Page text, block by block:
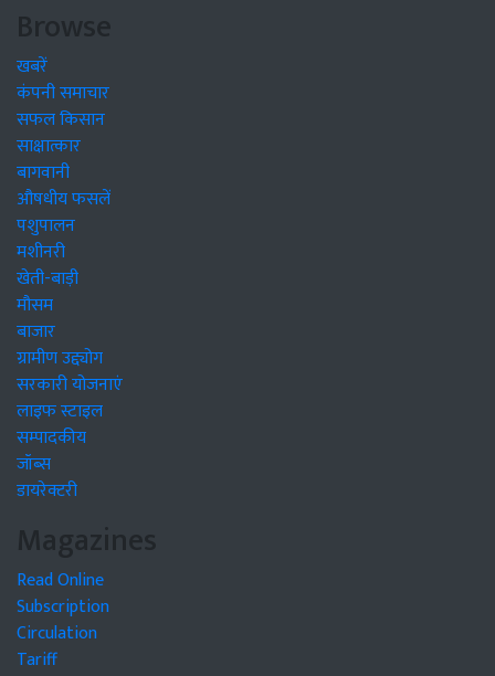
Browse
खबरें
कंपनी समाचार
सफल किसान
साक्षात्कार
बागवानी
औषधीय फसलें
पशुपालन
मशीनरी
खेती-बाड़ी
मौसम
बाजार
ग्रामीण उद्द्योग
सरकारी योजनाएं
लाइफ स्टाइल
सम्पादकीय
जॉब्स
डायरेक्टरी
Magazines
Read Online
Subscription
Circulation
Tariff